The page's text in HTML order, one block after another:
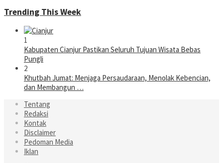
Trending This Week
1
Kabupaten Cianjur Pastikan Seluruh Tujuan Wisata Bebas
Pungli
2
Khutbah Jumat: Menjaga Persaudaraan, Menolak Kebencian,
dan Membangun …
Tentang
Redaksi
Kontak
Disclaimer
Pedoman Media
Iklan